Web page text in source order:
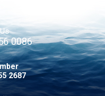
0086
2687